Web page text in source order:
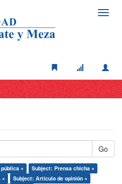
Go
×
Subject: Prensa chicha ×
×
Subject: Artículo de opinión ×